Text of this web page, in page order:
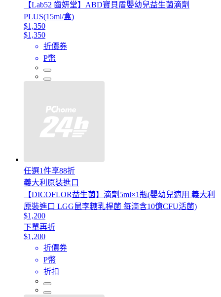
【Lab52 齒妍堂】ABD寶貝盾嬰幼兒益生菌滴劑
PLUS(15ml/盒)
$1,350
$1,350
折價券
P幣
任選1件享88折
義大利原裝進口
【DICOFLOR益生菌】滴劑5ml×1瓶(嬰幼兒適用 義大利
原裝進口 LGG鼠李糖乳桿菌 每滴含10億CFU活菌)
$1,200
下單再折
$1,200
折價券
P幣
折扣